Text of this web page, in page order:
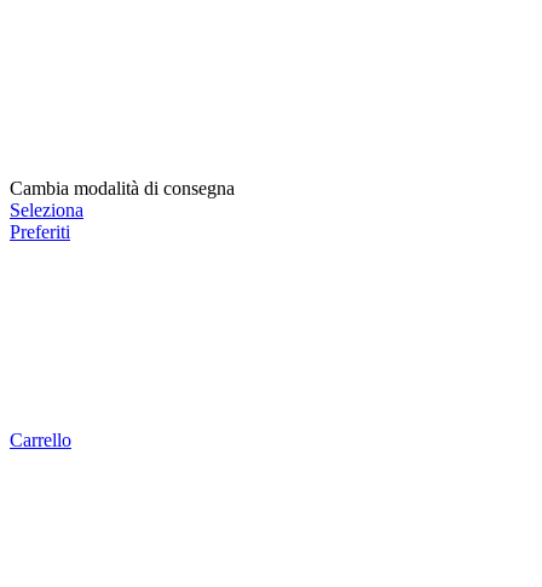
Cambia modalità di consegna
Seleziona
Preferiti
Carrello